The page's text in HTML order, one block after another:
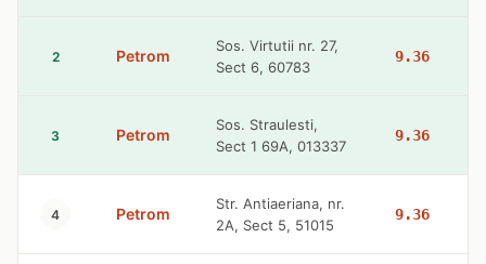
2 Petrom
Sos. Virtutii nr. 27,
Sect 6, 60783
9.36
3 Petrom
Sos. Straulesti,
Sect 1 69A, 013337
9.36
4 Petrom
Str. Antiaeriana, nr.
2A, Sect 5, 51015
9.36